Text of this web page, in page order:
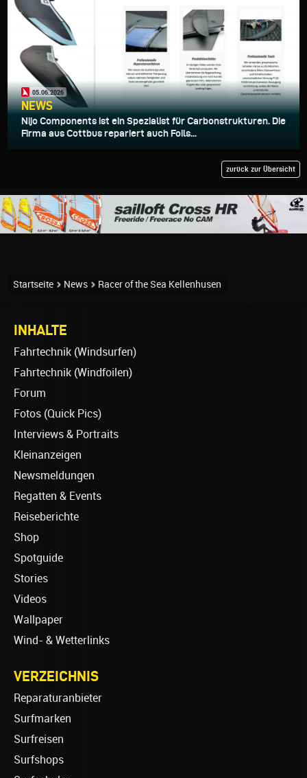
05.06.2026
NEWS
Nijo Components ist ein Spezialist für Carbonstrukturen. Die
Firma aus Cottbus repariert auch Foils...
zurück zur Übersicht
Startseite News Racer of the Sea Kellenhusen
INHALTE
Fahrtechnik (Windsurfen)
Fahrtechnik (Windfoilen)
Forum
Fotos (Quick Pics)
Interviews & Portraits
Kleinanzeigen
Newsmeldungen
Regatten & Events
Reiseberichte
Shop
Spotguide
Stories
Videos
Wallpaper
Wind- & Wetterlinks
VERZEICHNIS
Reparaturanbieter
Surfmarken
Surfreisen
Surfshops